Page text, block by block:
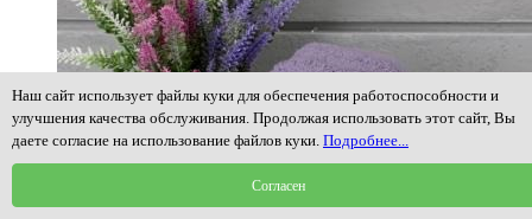
Наш сайт использует файлы куки для обеспечения работоспособности и
улучшения качества обслуживания. Продолжая использовать этот сайт, Вы
даете согласие на использование файлов куки. Подробнее...
Согласен